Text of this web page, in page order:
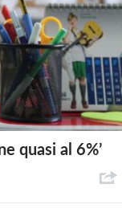
quasi al 6%’